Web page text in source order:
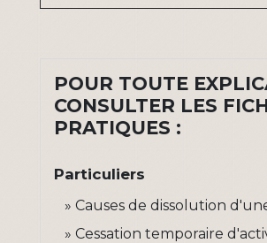
POUR TOUTE
CONSULTER LES
PRATIQUES :
Particuliers
Causes de dissolution
Cessation temporaire